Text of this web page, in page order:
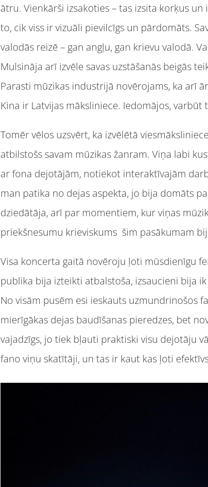
ātru. Vienkārši izsakoties – tas izsita korķus
to, cik viss ir vizuāli pievilcīgs un pārdomāts.
valodās reizē – gan angļu, gan krievu valodā.
Mulsināja arī izvēle savas uzstāšanās beigās
Parasti mūzikas industrijā novērojams, ka arī
Kina ir Latvijas māksliniece. Iedomājos, varbūt
Tomēr vēlos uzsvērt, ka izvēlētā
atbilstošs savam mūzikas žanram. Viņa labi
ar fona dejotājām, notiekot interaktīvajām
man patika no dejas aspekta, jo bija domāts
dziedātāja, arī par momentiem, kur viņas
priekšnesumu krieviskums šim pasākumam
Visa koncerta gaitā novēroju ļoti mūsdienīgu
publika bija izteikti atbalstoša, izsaucieni bija ik
No visām pusēm esi ieskauts uzmundrinošos
mierīgākas dejas baudīšanas pieredzes, bet
vajadzīgs, jo tiek bļauti praktiski visu dejotāju
fano viņu skatītāji, un tas ir kaut kas ļoti